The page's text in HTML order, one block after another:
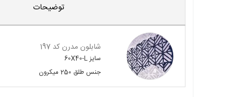
توضیحات
شابلون مدرن کد 197
سایز60X40-L
جنسطلق 250 میکرون